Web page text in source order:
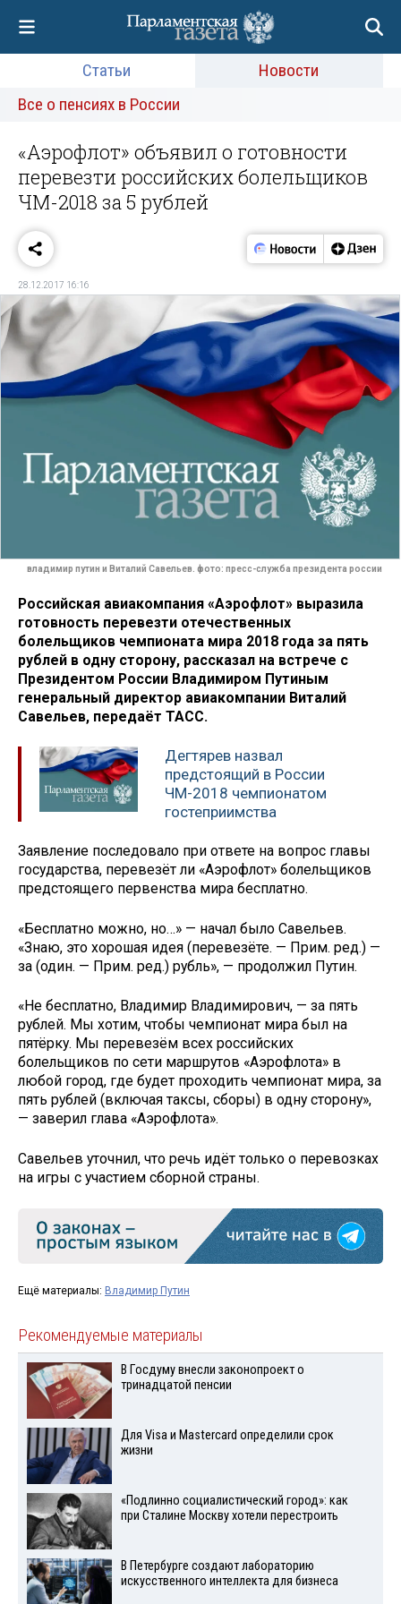
Статьи
Новости
Все о пенсиях в России
«Аэрофлот» объявил о готовности
перевезти российских болельщиков
ЧМ-2018 за 5 рублей
28.12.2017 16:16
владимир путин и Виталий Савельев. фото: пресс-служба президента россии
Российская авиакомпания «Аэрофлот» выразила
готовность перевезти отечественных
болельщиков чемпионата мира 2018 года за пять
рублей в одну сторону, рассказал на встрече с
Президентом России Владимиром Путиным
генеральный директор авиакомпании Виталий
Савельев, передаёт ТАСС.
Дегтярев назвал
предстоящий в России
ЧМ-2018 чемпионатом
гостеприимства
Заявление последовало при ответе на вопрос главы
государства, перевезёт ли «Аэрофлот» болельщиков
предстоящего первенства мира бесплатно.
«Бесплатно можно, но…» — начал было Савельев.
«Знаю, это хорошая идея (перевезёте. — Прим. ред.) —
за (один. — Прим. ред.) рубль», — продолжил Путин.
«Не бесплатно, Владимир Владимирович, — за пять
рублей. Мы хотим, чтобы чемпионат мира был на
пятёрку. Мы перевезём всех российских
болельщиков по сети маршрутов «Аэрофлота» в
любой город, где будет проходить чемпионат мира, за
пять рублей (включая таксы, сборы) в одну сторону»,
— заверил глава «Аэрофлота».
Савельев уточнил, что речь идёт только о перевозках
на игры с участием сборной страны.
Ещё материалы: Владимир Путин
Рекомендуемые материалы
В Госдуму внесли законопроект о
тринадцатой пенсии
Для Visа и Mastercard определили срок
жизни
«Подлинно социалистический город»: как
при Сталине Москву хотели перестроить
В Петербурге создают лабораторию
искусственного интеллекта для бизнеса